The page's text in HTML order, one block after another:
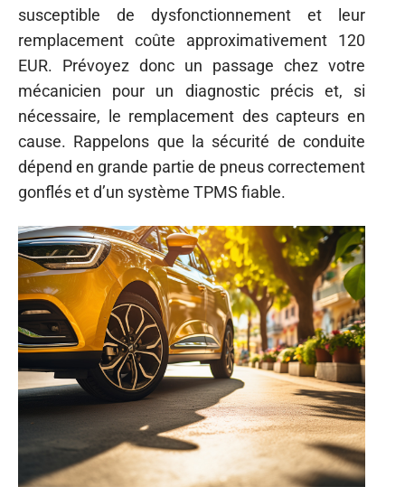
susceptible de dysfonctionnement et leur
remplacement coûte approximativement 120
EUR. Prévoyez donc un passage chez votre
mécanicien pour un diagnostic précis et, si
nécessaire, le remplacement des capteurs en
cause. Rappelons que la sécurité de conduite
dépend en grande partie de pneus correctement
gonflés et d’un système TPMS fiable.